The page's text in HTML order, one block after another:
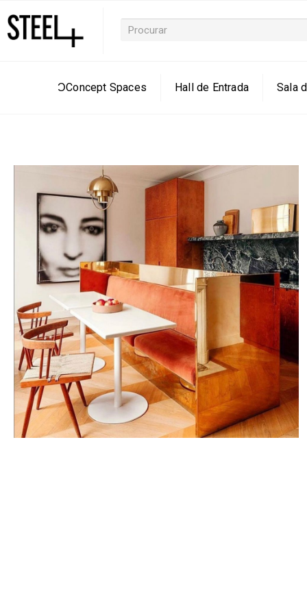
ƆConcept Spaces Hall de Entrada Sala